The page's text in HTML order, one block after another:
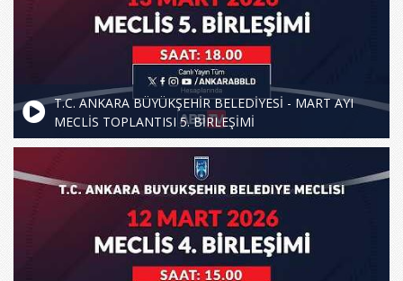
T.C. ANKARA BÜYÜKŞEHİR BELEDİYESİ - MART AYI
MECLİS TOPLANTISI 5. BİRLEŞİMİ